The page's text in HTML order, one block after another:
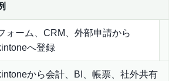
ォーム、CRM、外部申請から
へ登録
から会計、BI、帳票、社外共有